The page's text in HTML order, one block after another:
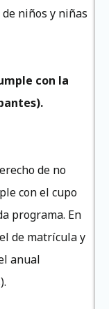
niños y niñas
con la
de no
con el cupo
programa. En
de matrícula y
anual